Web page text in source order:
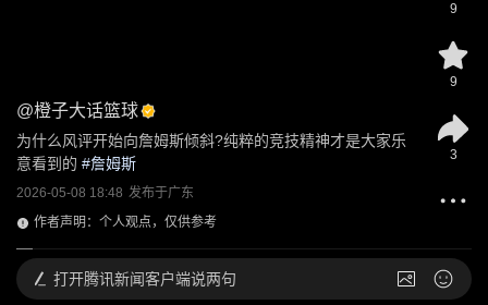
@橙子大话篮球
为什么风评开始向詹姆斯倾斜?纯粹的竞技精神才是大家乐
意看到的 #詹姆斯
2026-05-08 18:48 发布于广东
作者声明：个人观点，仅供参考
9
9
3
打开腾讯新闻客户端说两句